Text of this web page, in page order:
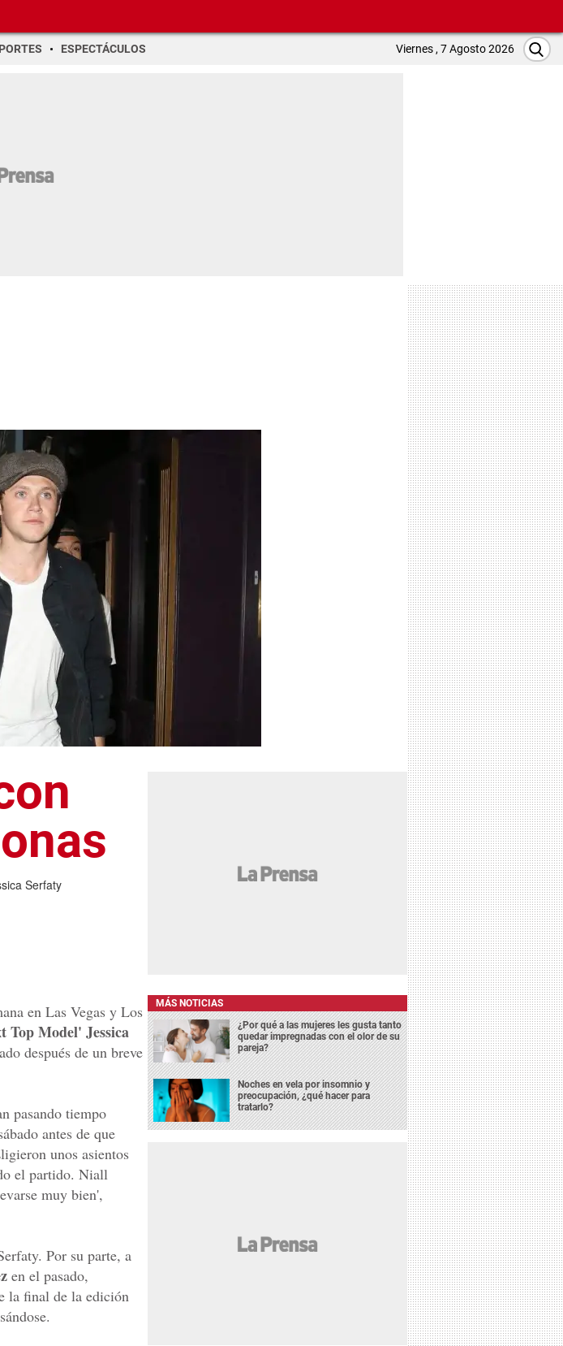
ESPECTÁCULOS Viernes , 7 Agosto 2026
Serfaty
en Las Vegas y Los
Top Model' Jessica
después de un breve
pasando tiempo
antes de que
unos asientos
el partido. Niall
muy bien',
Por su parte, a
en el pasado,
la final de la edición
MÁS NOTICIAS
¿Por qué a las mujeres les gusta tanto
quedar impregnadas con el olor de su
pareja?
Noches en vela por insomnio y
preocupación, ¿qué hacer para
tratarlo?